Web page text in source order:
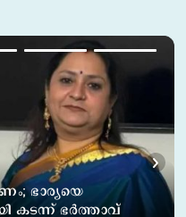
ഭാര്യയെ
കടന്ന് ഭര്‍ത്താവ്